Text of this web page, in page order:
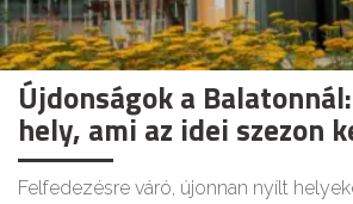
Újdonságok a
hely, ami az idei szezon
Felfedezésre váró, újonnan nyílt